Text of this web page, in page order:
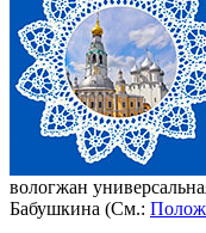
вологжан
Бабушкина (См.: